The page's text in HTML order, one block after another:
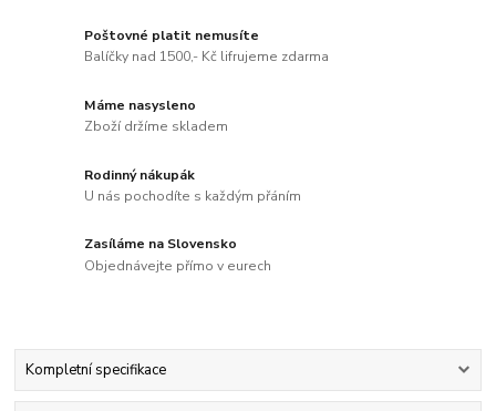
Poštovné platit nemusíte
Balíčky nad 1500,- Kč lifrujeme zdarma
Máme nasysleno
Zboží držíme skladem
Rodinný nákupák
U nás pochodíte s každým přáním
Zasíláme na Slovensko
Objednávejte přímo v eurech
Kompletní specifikace